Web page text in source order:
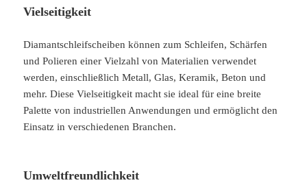
Vielseitigkeit
Diamantschleifscheiben können zum Schleifen, Schärfen
und Polieren einer Vielzahl von Materialien verwendet
werden, einschließlich Metall, Glas, Keramik, Beton und
mehr. Diese Vielseitigkeit macht sie ideal für eine breite
Palette von industriellen Anwendungen und ermöglicht den
Einsatz in verschiedenen Branchen.
Umweltfreundlichkeit